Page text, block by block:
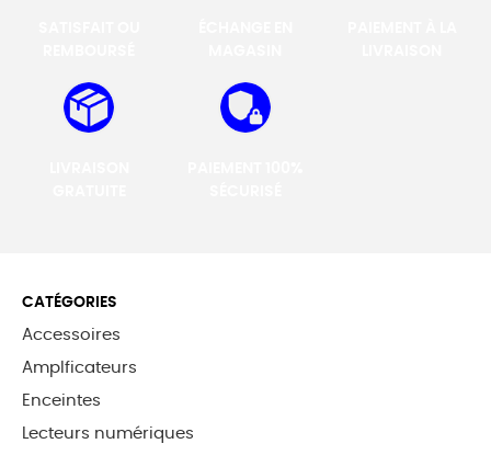
CATÉGORIES
Accessoires
Amplficateurs
Enceintes
Lecteurs numériques